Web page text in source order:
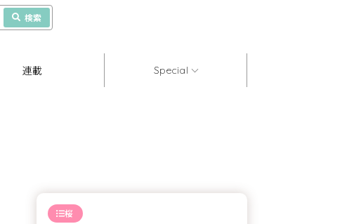
検索
連載 Special
桜